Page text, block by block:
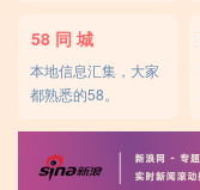
58 同 城
本地信息汇集，大家
都熟悉的58。